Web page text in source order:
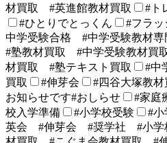
材買取 #英進館教材買取
#ト
#ひとりでとっくん
#フラッ
中学受験合格 #中学受験教材
#塾教材買取 #中学受験教材
材買取 #塾テキスト買取
#中
買取
#伸芽会 #四谷大塚教材
お知らせです#おしらせ
#家庭
校入学準備
#小学校受験
#
英会 #伸芽会 #奨学社 #小学